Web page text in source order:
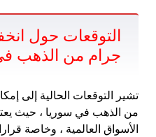
التوقعات حول
جرام من الذهب
تشير التوقعات الحالية إلى
من الذهب في سوريا ، حيث
الأسواق العالمية ، وخاصة